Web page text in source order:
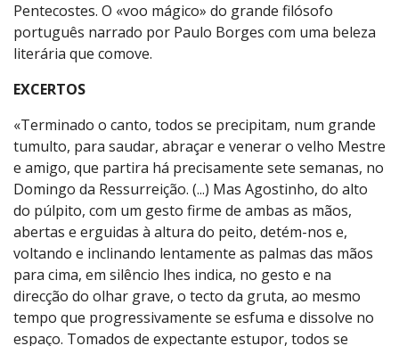
Pentecostes. O «voo mágico» do grande filósofo
português narrado por Paulo Borges com uma beleza
literária que comove.
EXCERTOS
«Terminado o canto, todos se precipitam, num grande
tumulto, para saudar, abraçar e venerar o velho Mestre
e amigo, que partira há precisamente sete semanas, no
Domingo da Ressurreição. (...) Mas Agostinho, do alto
do púlpito, com um gesto firme de ambas as mãos,
abertas e erguidas à altura do peito, detém-nos e,
voltando e inclinando lentamente as palmas das mãos
para cima, em silêncio lhes indica, no gesto e na
direcção do olhar grave, o tecto da gruta, ao mesmo
tempo que progressivamente se esfuma e dissolve no
espaço. Tomados de expectante estupor, todos se